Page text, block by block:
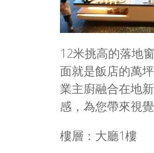
12米挑高的落地
面就是飯店的萬
業主廚融合在地
感，為您帶來視
樓層：大廳1樓